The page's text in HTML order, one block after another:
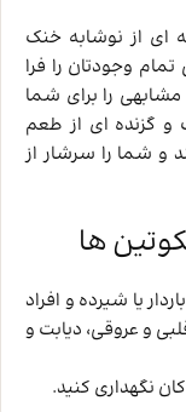
‌ای از نوشابه خنک
وجودتان را فرا
را برای شما
و گزنده ‌ای از طعم
و شما را سرشار از
ها
زیر 18 سال، زنان باردار یا شیرده و افراد
و عروقی، دیابت و
نگهداری کنید.